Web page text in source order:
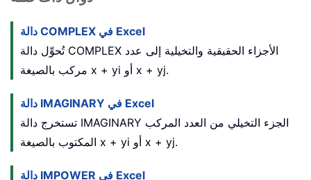
دالة COMPLEX في Excel
تُحوِّل دالة COMPLEX الأجزاء الحقيقية والتخيلية إلى عدد
مركب بالصيغة x + yi أو x + yj.
دالة IMAGINARY في Excel
تستخرج دالة IMAGINARY الجزء التخيلي من العدد المركب
المكتوب بالصيغة x + yi أو x + yj.
دالة IMPOWER في Excel